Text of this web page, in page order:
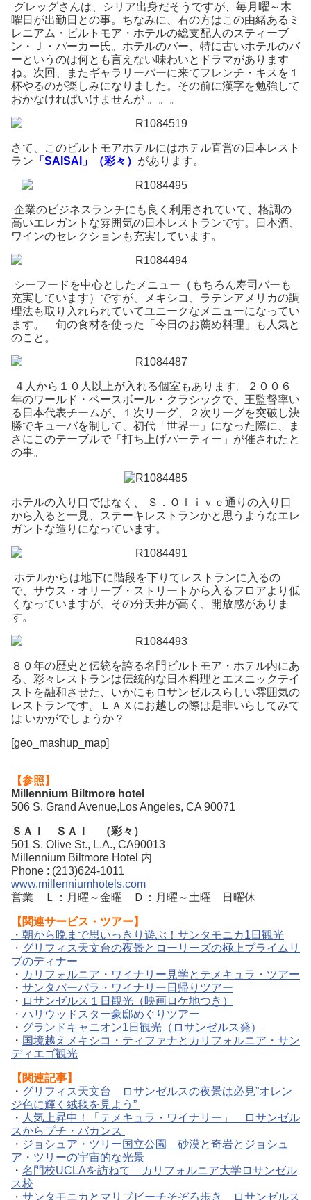
グレッグさんは、シリア出身だそうですが、毎月曜～木
曜日が出勤日との事。ちなみに、右の方はこの由緒あるミ
レニアム・ビルトモア・ホテルの総支配人のスティーブ
ン・Ｊ・パーカー氏。ホテルのバー、特に古いホテルのバ
ーというのは何とも言えない味わいとドラマがあります
ね。次回、またギャラリーバーに来てフレンチ・キスを１
杯やるのが楽しみになりました。その前に漢字を勉強して
おかなければいけませんが 。。。
さて、このビルトモアホテルにはホテル直営の日本レスト
ラン 「SAISAI」（彩々） があります。
企業のビジネスランチにも良く利用されていて、格調の
高いエレガントな雰囲気の日本レストランです。日本酒、
ワインのセレクションも充実しています。
シーフードを中心としたメニュー（もちろん寿司バーも
充実しています）ですが、メキシコ、ラテンアメリカの調
理法も取り入れられていてユニークなメニューになってい
ます。 旬の食材を使った「今日のお薦め料理」も人気と
のこと。
４人から１０人以上が入れる個室もあります。２００６
年のワールド・ベースボール・クラシックで、王監督率い
る日本代表チームが、１次リーグ、２次リーグを突破し決
勝でキューバを制して、初代「世界一」になった際に、ま
さにこのテーブルで「打ち上げパーティー」が催されたと
の事。
ホテルの入り口ではなく、 Ｓ．Ｏｌｉｖｅ通りの入り口
から入ると一見、ステーキレストランかと思うようなエレ
ガントな造りになっています。
ホテルからは地下に階段を下りてレストランに入るの
で、サウス・オリーブ・ストリートから入るフロアより低
くなっていますが、その分天井が高く、開放感がありま
す。
８０年の歴史と伝統を誇る名門ビルトモア・ホテル内にあ
る、彩々レストランは伝統的な日本料理とエスニックテイ
ストを融和させた、いかにもロサンゼルスらしい雰囲気の
レストランです。ＬＡＸにお越しの際は是非いらしてみて
は いかがでしょうか？
[geo_mashup_map]
【参照】
Millennium Biltmore hotel
506 S. Grand Avenue,Los Angeles, CA 90071
ＳＡＩ ＳＡＩ （彩々）
501 S. Olive St., L.A., CA90013
Millennium Biltmore Hotel 内
Phone : (213)624-1011
www.millenniumhotels.com
営業 Ｌ：月曜～金曜 Ｄ：月曜～土曜 日曜休
【関連サービス・ツアー】
・朝から晩まで思いっきり遊ぶ！サンタモニカ1日観光
・ グリフィス天文台の夜景とローリーズの極上プライムリ
ブのディナー
・ カリフォルニア・ワイナリー見学とテメキュラ・ツアー
・ サンタバーバラ・ワイナリー日帰りツアー
・ ロサンゼルス１日観光（映画ロケ地つき）
・ ハリウッドスター豪邸めぐりツアー
・ グランドキャニオン1日観光（ロサンゼルス発）
・ 国境越えメキシコ・ティファナとカリフォルニア・サン
ディエゴ観光
【関連記事】
・ グリフィス天文台 ロサンゼルスの夜景は必見”オレン
ジ色に輝く絨毯を見よう”
・ 人気上昇中！「テメキュラ・ワイナリー」 ロサンゼル
スからプチ・バカンス
・ ジョシュア・ツリー国立公園 砂漠と奇岩とジョシュ
ア・ツリーの宇宙的な光景
・ 名門校UCLAを訪ねて カリフォルニア大学ロサンゼル
ス校
・ サンタモニカとマリブビーチそぞろ歩き ロサンゼルス